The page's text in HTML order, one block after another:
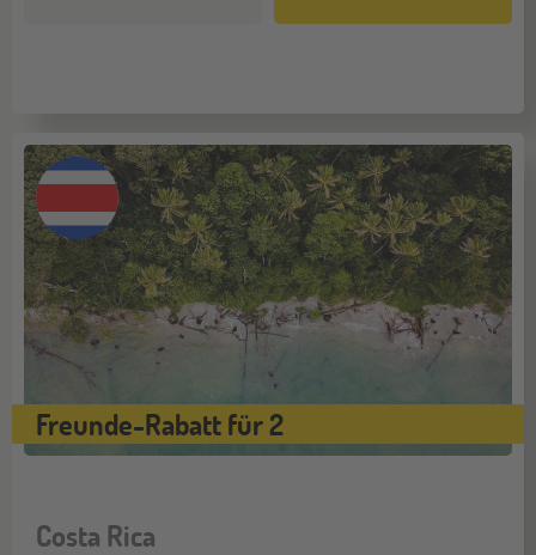
Freunde-Rabatt für 2
Costa Rica